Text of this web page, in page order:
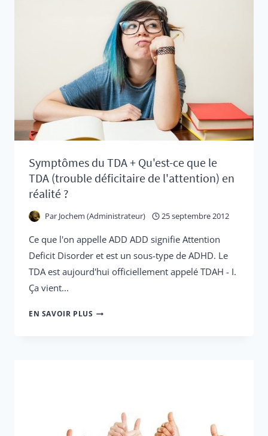
MENACENT
JEUNE
GÉNÉRATION
(UN
DÉPLIANT
M'A
ÉTÉ
DANS
LA
Symptômes du TDA + Qu'est-ce que le
TDA (trouble déficitaire de l'attention) en
réalité ?
Par Jochem (Administrateur) 25 septembre 2012
Ce que l'on appelle ADD ADD signifie Attention
Deficit Disorder et est un sous-type de ADHD. Le
TDA est aujourd'hui officiellement appelé TDAH - I.
Ça vient...
EN SAVOIR PLUS SYMPTÔMES